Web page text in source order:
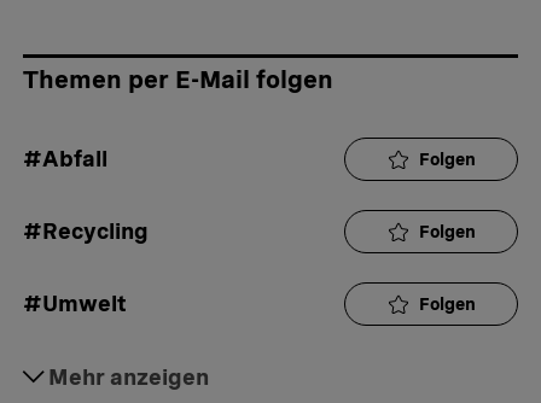
Themen per E-Mail folgen
#Abfall Folgen
#Recycling Folgen
#Umwelt Folgen
Mehr anzeigen
#Aktuell